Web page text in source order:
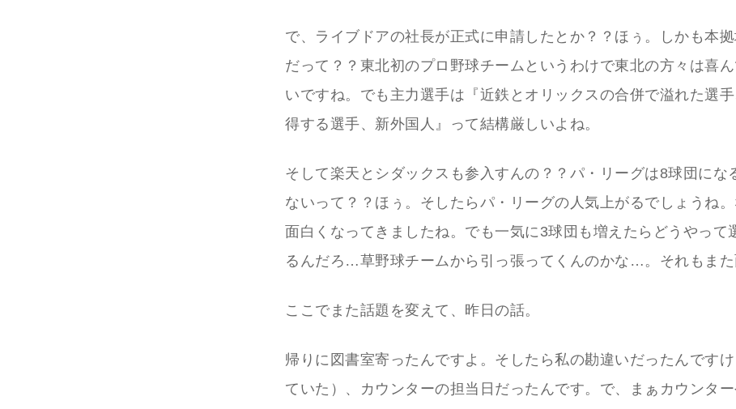
で、ライブドアの社長が正式に申請したとか？？ほぅ。しかも本
だって？？東北初のプロ野球チームというわけで東北の方々は喜
いですね。でも主力選手は『近鉄とオリックスの合併で溢れた選
得する選手、新外国人』って結構厳しいよね。
そして楽天とシダックスも参入すんの？？パ・リーグは8球団にな
ないって？？ほぅ。そしたらパ・リーグの人気上がるでしょうね
面白くなってきましたね。でも一気に3球団も増えたらどうやって
るんだろ…草野球チームから引っ張ってくんのかな…。それもまた
ここでまた話題を変えて、昨日の話。
帰りに図書室寄ったんですよ。そしたら私の勘違いだったんです
ていた）、カウンターの担当日だったんです。で、まぁカウンタ